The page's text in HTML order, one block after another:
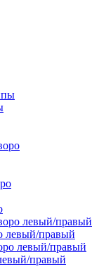
левый/правый
левый/правый
левый/правый
правый